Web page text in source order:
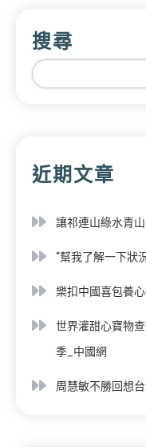
搜尋
近期文章
讓祁連山綠水青
“幫我了解一下狀
樂扣中國喜包養
世界灌甜心寶物
季_中國網
周慧敏不勝回想